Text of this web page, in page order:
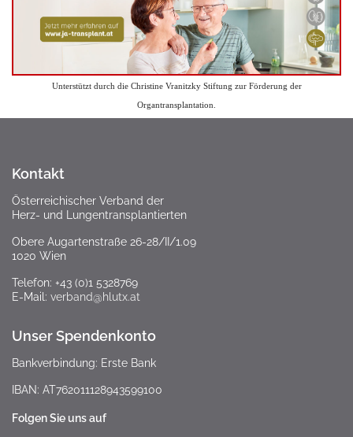
Unterstützt durch die Christine Vranitzky Stiftung zur Förderung der
Organtransplantation.
Kontakt
Österreichischer Verband der
Herz- und Lungentransplantierten
Obere Augartenstraße 26-28/II/1.09
1020 Wien
Telefon: +43 (0)1 5328769
E-Mail: verband@hlutx.at
Unser Spendenkonto
Bankverbindung: Erste Bank
IBAN: AT762011128943599100
Folgen Sie uns auf